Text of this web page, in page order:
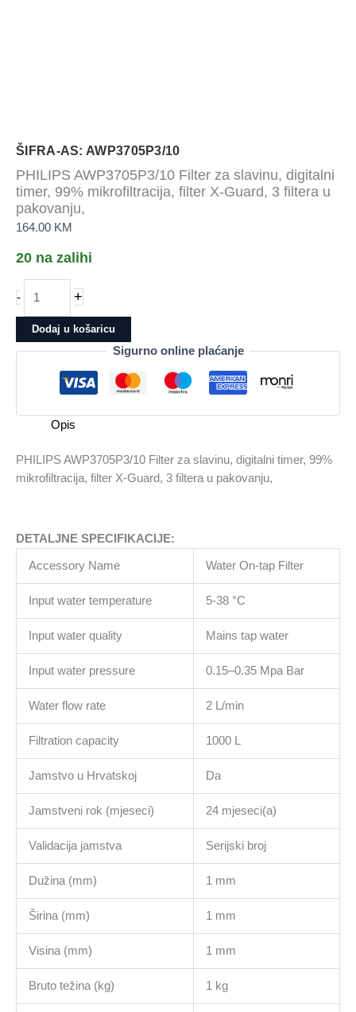
ŠIFRA-AS: AWP3705P3/10
PHILIPS AWP3705P3/10 Filter za slavinu, digitalni
timer, 99% mikrofiltracija, filter X-Guard, 3 filtera u
pakovanju,
164.00 KM
20 na zalihi
-
AWP3705P3/10
Filter
za
99%
mikrofiltracija,
filter
X-
u
pakovanju,
količina
+
Dodaj u košaricu
Sigurno online plaćanje
Opis
PHILIPS AWP3705P3/10 Filter za slavinu, digitalni timer, 99%
mikrofiltracija, filter X-Guard, 3 filtera u pakovanju,
DETALJNE SPECIFIKACIJE:
Accessory Name Water On-tap Filter
Input water temperature 5-38 °C
Input water quality Mains tap water
Input water pressure 0.15–0.35 Mpa Bar
Water flow rate 2 L/min
Filtration capacity 1000 L
Jamstvo u Hrvatskoj Da
Jamstveni rok (mjeseci) 24 mjeseci(a)
Validacija jamstva Serijski broj
Dužina (mm) 1 mm
Širina (mm) 1 mm
Visina (mm) 1 mm
Bruto težina (kg) 1 kg